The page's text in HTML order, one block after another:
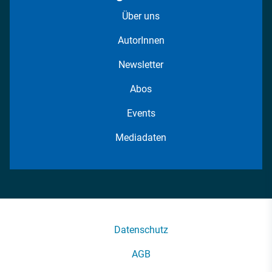
Über uns
AutorInnen
Newsletter
Abos
Events
Mediadaten
Datenschutz
AGB